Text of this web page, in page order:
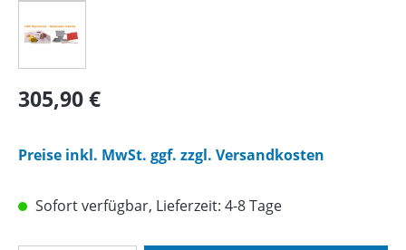
Regulärer Preis:
305,90 €
Preise inkl. MwSt. ggf. zzgl. Versandkosten
Sofort verfügbar, Lieferzeit: 4-8 Tage